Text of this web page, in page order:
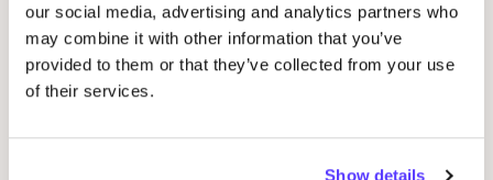
our social media, advertising and analytics partners who
may combine it with other information that you’ve
provided to them or that they’ve collected from your use
of their services.
Show details
20 AUG
Okazi op Pukkelpop: fix je festivallook